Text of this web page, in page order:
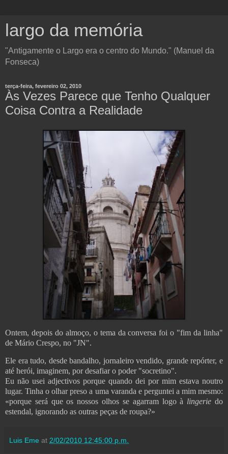
largo da memória
"Antigamente o Largo era o centro do Mundo." (Manuel da
Fonseca)
terça-feira, fevereiro 02, 2010
Às Vezes Parece que Tenho Qualquer
Coisa Contra a Realidade
Ontem, depois do almoço, o tema da conversa foi o "fim da linha"
de Mário Crespo, no "JN".
Ele era tudo, desde bandalho, jornaleiro vendido, grande repórter, e
até herói, imaginem, por desafiar o poder "socretino".
Eu não usei adjectivos porque quando dei por mim estava noutro
lugar. Tinha o olhar preso a uma varanda e perguntei a mim mesmo:
«porque será que os nossos olhos se agarram logo à lingerie do
estendal, ignorando as outras peças de roupa?»
Luis Eme at 2/02/2010 12:45:00 p.m.